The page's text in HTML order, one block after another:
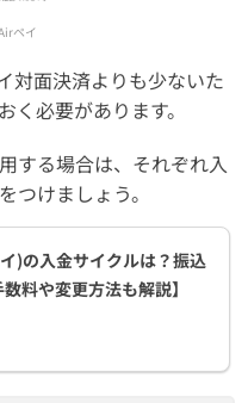
ペイ
対面決済よりも少ないた
必要があります。
する場合は、それぞれ入
つけましょう。
)の入金サイクルは？振込
料や変更方法も解説】